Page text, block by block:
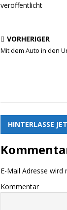
veröffentlicht
VORHERIGER
Mit dem Auto in den
HINTERLASSE
E-Mail Adresse wird
Kommentar